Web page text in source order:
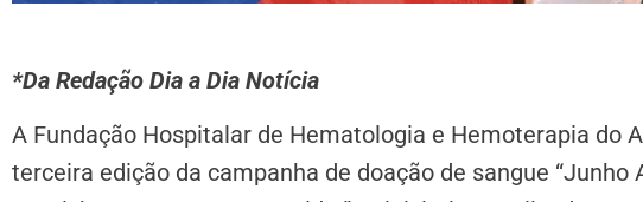
*Da Redação Dia a Dia Notícia
A Fundação Hospitalar de Hematologia e Hemoterapia do
terceira edição da campanha de doação de sangue “Junho